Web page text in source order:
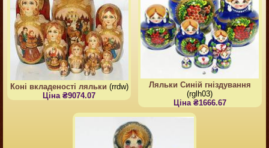
Коні вкладеності ляльки (rrdw)
Ціна ₴9074.07
Ляльки Синій гніздування
(rglh03)
Ціна ₴1666.67